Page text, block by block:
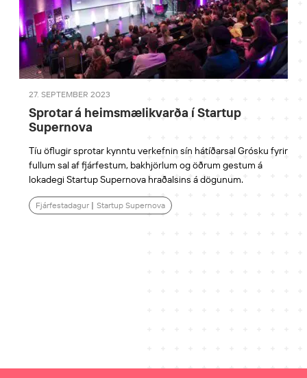
27. SEPTEMBER 2023
Sprotar á heimsmælikvarða í Startup
Supernova
Tíu öflugir sprotar kynntu verkefnin sín hátíðarsal Grósku fyrir
fullum sal af fjárfestum, bakhjörlum og öðrum gestum á
lokadegi Startup Supernova hraðalsins á dögunum.
Fjárfestadagur | Startup Supernova